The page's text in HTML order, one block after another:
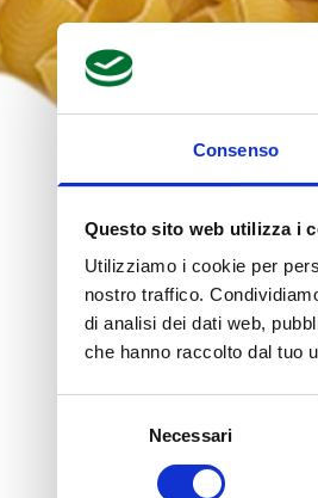
Consenso
Questo sito web utilizza i
Utilizziamo i cookie per
nostro traffico.
di analisi dei dati web,
che hanno raccolto dal tuo
Necessari